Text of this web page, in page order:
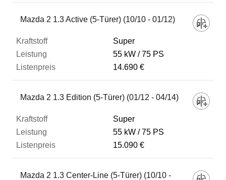
Mazda 2 1.3 Active (5-Türer) (10/10 - 01/12)
Super
55 kW
75 PS
14.690 €
Mazda 2 1.3 Edition (5-Türer) (01/12 - 04/14)
Super
55 kW
75 PS
15.090 €
Mazda 2 1.3 Center-Line (5-Türer) (10/10 -